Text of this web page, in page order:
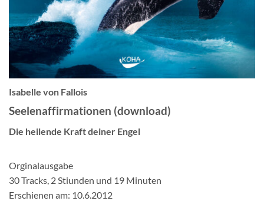
Isabelle von Fallois
Seelenaffirmationen (download)
Die heilende Kraft deiner Engel
Orginalausgabe
30 Tracks, 2 Stiunden und 19 Minuten
Erschienen am: 10.6.2012